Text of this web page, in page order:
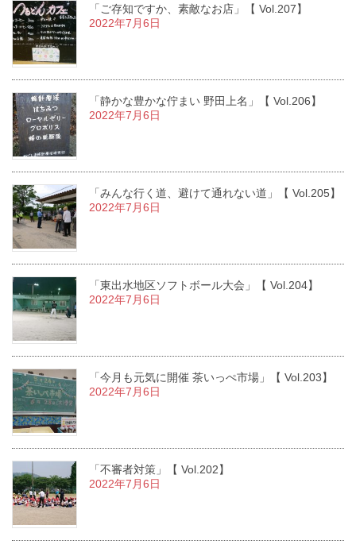
「ご存知ですか、素敵なお店」【 Vol.207】
2022年7月6日
「静かな豊かな佇まい 野田上名」【 Vol.206】
2022年7月6日
「みんな行く道、避けて通れない道」【 Vol.205】
2022年7月6日
「東出水地区ソフトボール大会」【 Vol.204】
2022年7月6日
「今月も元気に開催 茶いっぺ市場」【 Vol.203】
2022年7月6日
「不審者対策」【 Vol.202】
2022年7月6日